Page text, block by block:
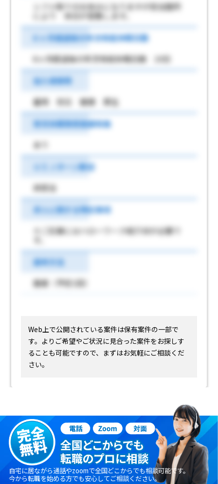
シフト制でのお休みになりますが担当箇所
により 休日が変動します。
6 ヶ月経過後の年次有給休暇日数
6ヶ月経過後の年次有給休暇日数 10日
加入保険等
雇用 労災 健康 厚生
育児休業取得実績有無
あり
ＵＩＪターン歓迎
非該当
求人に関する特記事項
※ご応募にはハローワーク紹介状が必要で
選考方法
面接（予定1回）
Web上で公開されている案件は保有案件の一部で
す。 よりご希望やご状況に見合った案件をお探しす
ることも可能ですので、まずはお気軽にご相談くだ
さい。
自宅に居ながら通話やzoomで全国どこからでも相談可能です。
今から転職を始める方でも安心してご相談ください。